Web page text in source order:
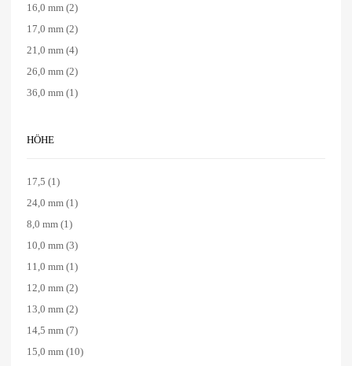
16,0 mm (2)
17,0 mm (2)
21,0 mm (4)
26,0 mm (2)
36,0 mm (1)
HÖHE
17,5 (1)
24,0 mm (1)
8,0 mm (1)
10,0 mm (3)
11,0 mm (1)
12,0 mm (2)
13,0 mm (2)
14,5 mm (7)
15,0 mm (10)